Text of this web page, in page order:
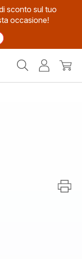
sconto sul tuo
occasione!
Il